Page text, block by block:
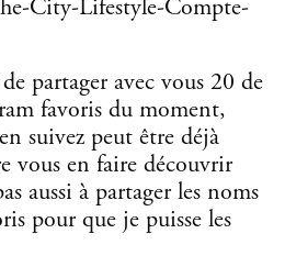
partager avec vous 20 de
favoris du moment,
suivez peut être déjà
vous en faire découvrir
aussi à partager les noms
pour que je puisse les